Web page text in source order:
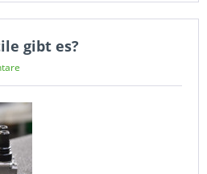
gibt es?